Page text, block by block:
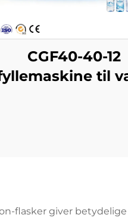
CGF40-40-12
til
flasker giver